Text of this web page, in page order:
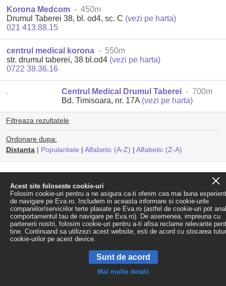
Korona Medcom - 450m
Drumul Taberei 38, bl. od4, sc. C (vezi pe harta)
021 413.88.15
centrul medical korona - 550m
str. drumul taberei, 38 bl.od4 (vezi pe harta)
0722 38.36.16
Centrul Medical Drumul Taberei - 700m
Bd. Timisoara, nr. 17A (vezi pe harta)
Filtreaza rezultatele
Ordonare dupa:
Distanta| Popularitate | Alfabetic (A-Z) | Alfabetic (Z-A)
Acest site foloseste cookie-uri
Folosim cookie-uri pentru a ne asigura ca-ti oferim cea mai buna
de navigare pe Eva.ro. Includem in aceasta informare si cookie-urile
companiilor/serviciilor terte plasate pe Eva.ro (astfel de cookie-uri pot
comportamentul tau de navigare pe Eva.ro). De asemenea, impreuna cu
partenerii nostri, folosim cookie-uri pentru a-ti afisa reclame relevante
tine. Continuand sa utilizezi acest website, esti de acord cu stocarea
cookie-urilor pe acest device.
Sunt de acord
Mai multe detalii